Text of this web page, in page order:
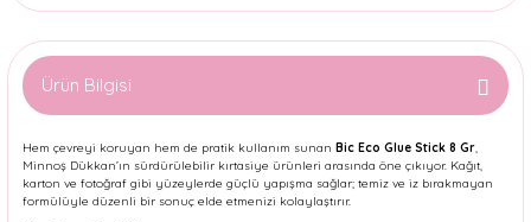
Ürün Bilgisi
Hem çevreyi koruyan hem de pratik kullanım sunan Bic Eco Glue Stick 8 Gr,
Minnoş Dükkan’ın sürdürülebilir kırtasiye ürünleri arasında öne çıkıyor. Kağıt,
karton ve fotoğraf gibi yüzeylerde güçlü yapışma sağlar; temiz ve iz bırakmayan
formülüyle düzenli bir sonuç elde etmenizi kolaylaştırır.